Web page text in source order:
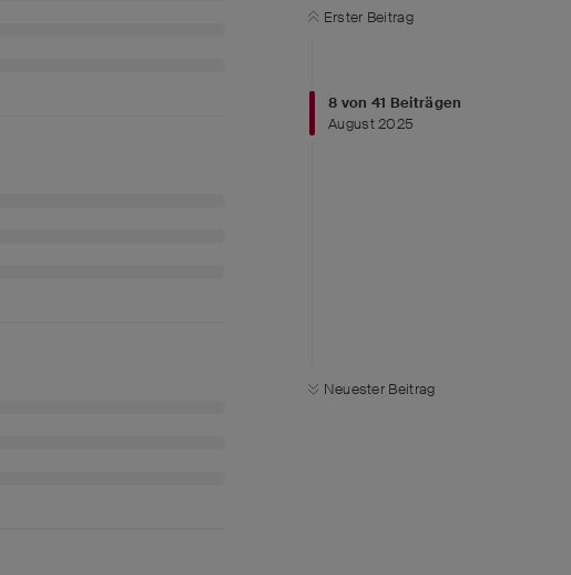
Erster Beitrag
8 von 41 Beiträgen
August 2025
Neuester Beitrag